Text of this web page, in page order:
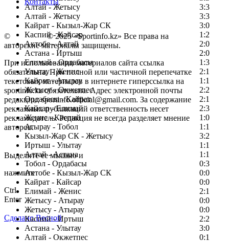
Алтай - Жетысу
3:3
Алтай - Жетысу
3:3
Кайрат - Кызыл-Жар СК
3:0
Каспий - Кайсар
1:2
Актобе - Алтай
2:0
Астана - Иртыш
2:0
Елимай - Ордабасы
1:3
Улытау - Женис
2:1
Кайрат - Атырау
1:1
Жетысу - Окжетпес
2:2
Ордабасы - Кайрат
2:1
Кайсар - Елимай
2:3
Женис - Каспий
1:0
Атырау - Тобол
1:1
Кызыл-Жар СК - Жетысу
3:2
Иртыш - Улытау
1:1
Алтай - Астана
1:1
Тобол - Ордабасы
0:3
Актобе - Кызыл-Жар СК
0:0
Кайрат - Кайсар
0:0
Елимай - Женис
2:1
Жетысу - Атырау
0:0
Жетысу - Атырау
0:0
Каспий - Иртыш
2:2
Астана - Улытау
3:0
Алтай - Окжетпес
0:1
© Copyright© 2025 «Sportinfo.kz» Все права на
авторские материалы защищены.
При использовании материалов сайта ссылка
обязательна. При полной или частичной перепечатке
текстовых материалов в интернете гиперссылка на
sportinfo.kz обязательна. Адрес электронной почты
редакции: sportinfo.official@gmail.com. За содержание
рекламных публикаций ответственность несет
рекламодатель. Редакция не всегда разделяет мнение
авторов.
Заметили ошибку в тексте?
Выделите ее мышью и
нажмите
Ctrl
Enter
Сделано Весной